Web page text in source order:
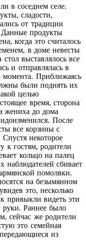
в соседнем селе.
сладости,
от традиции
Данные продукты
когда это считалось
в доме невесты
выставлялось все
и отправлялась в
момента. Приближаясь
были поднять их
целью
время, сторона
жениха до дома
После
все корзины с
некоторое
к гостям, родители
кольцо на палец
наблюдателей сбивает
помолвки.
на безымянном
это, несколько
привыкли видеть эти
руки. Раннее было
сейчас же родители
это семейная
из